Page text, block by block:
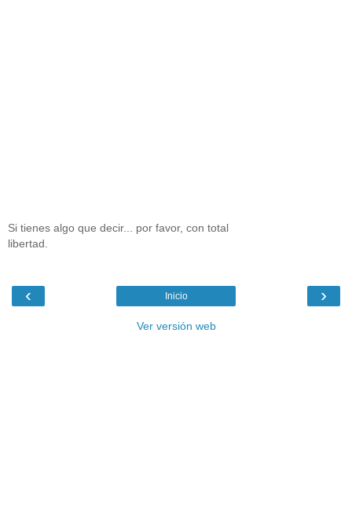
Si tienes algo que decir... por favor, con total
libertad.
‹ ›
Inicio
Ver versión web